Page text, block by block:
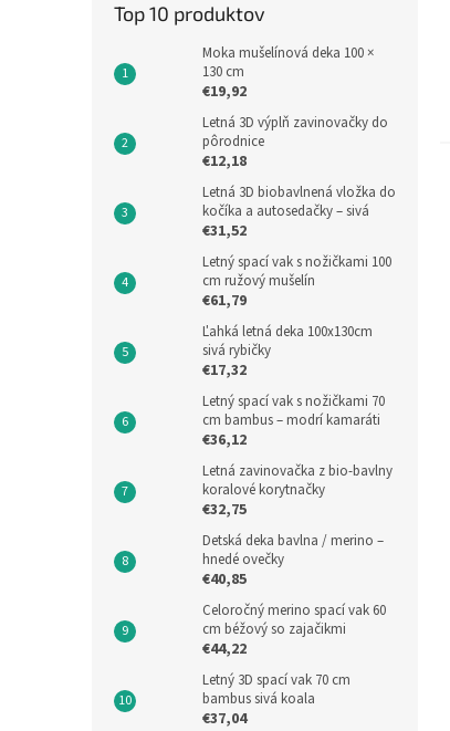
Top 10 produktov
Moka mušelínová deka 100 ×
130 cm
€19,92
Letná 3D výplň zavinovačky do
pôrodnice
€12,18
Letná 3D biobavlnená vložka do
kočíka a autosedačky – sivá
€31,52
Letný spací vak s nožičkami 100
cm ružový mušelín
€61,79
Ľahká letná deka 100x130cm
sivá rybičky
€17,32
Letný spací vak s nožičkami 70
cm bambus – modrí kamaráti
€36,12
Letná zavinovačka z bio-bavlny
koralové korytnačky
€32,75
Detská deka bavlna / merino –
hnedé ovečky
€40,85
Celoročný merino spací vak 60
cm béžový so zajačikmi
€44,22
Letný 3D spací vak 70 cm
bambus sivá koala
€37,04